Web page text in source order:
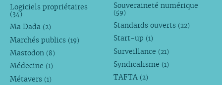
Logiciels propriétaires
(34)
Ma Dada (2)
Marchés publics (19)
Mastodon (8)
Médecine (1)
Métavers (1)
Souveraineté numérique
(59)
Standards ouverts (22)
Start-up (1)
Surveillance (21)
Syndicalisme (1)
TAFTA (2)